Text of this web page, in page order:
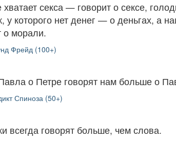
хватает секса — говорит о сексе,
у которого нет денег — о деньгах, а
о морали.
Фрейд (100+)
о Петре говорят нам больше о
Спиноза (50+)
всегда говорят больше, чем слова.